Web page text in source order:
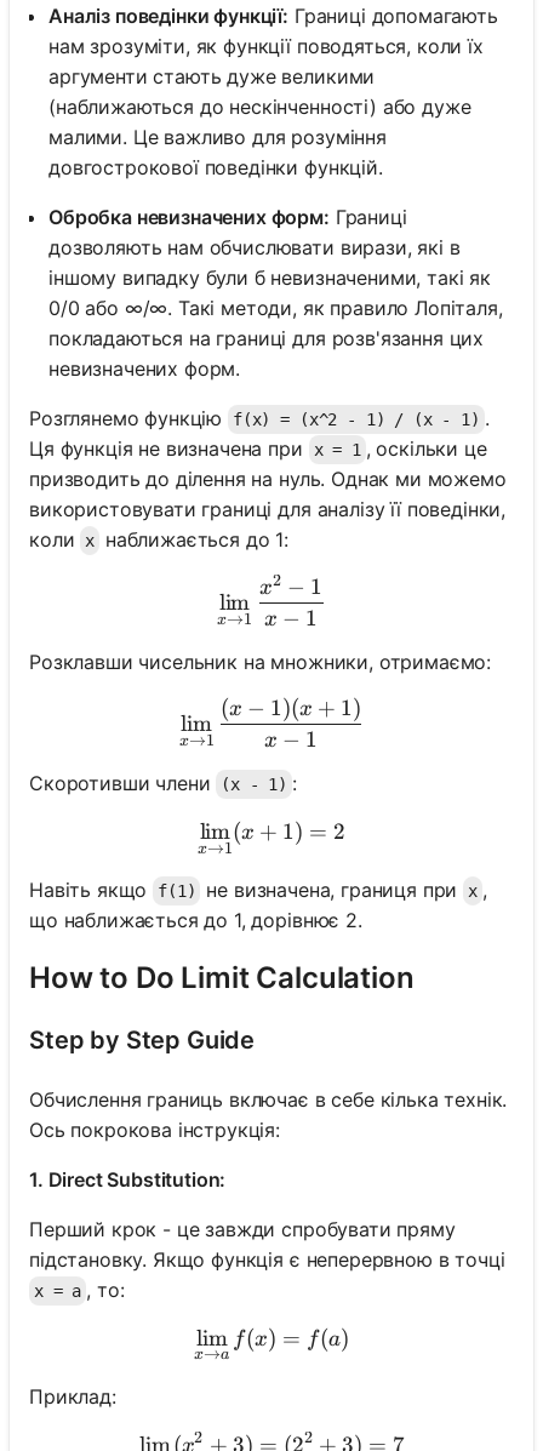
Аналіз поведінки функції: Границі допомагають
нам зрозуміти, як функції поводяться, коли їх
аргументи стають дуже великими
(наближаються до нескінченності) або дуже
малими. Це важливо для розуміння
довгострокової поведінки функцій.
Обробка невизначених форм: Границі
дозволяють нам обчислювати вирази, які в
іншому випадку були б невизначеними, такі як
0/0 або ∞/∞. Такі методи, як правило Лопіталя,
покладаються на границі для розв'язання цих
невизначених форм.
Розглянемо функцію f(x) = (x^2 - 1) / (x - 1) .
Ця функція не визначена при
x = 1 , оскільки це
призводить до ділення на нуль. Однак ми можемо
використовувати границі для аналізу її поведінки,
коли
x наближається до 1:
\lim_{x \to 1} \frac{x^2 -
x→1
lim
x − 1
x2 − 1
Розклавши чисельник на множники, отримаємо:
\lim_{x \to 1} \frac{(x -
x→1
lim
x − 1
(x − 1)(x + 1)
Скоротивши члени (x - 1) :
\lim_{x \to 1} (x + 1) = 2
x→1
lim(x + 1) = 2
Навіть якщо f(1) не визначена, границя при x ,
що наближається до 1, дорівнює 2.
How to Do Limit Calculation
Step by Step Guide
Обчислення границь включає в себе кілька технік.
Ось покрокова інструкція:
1. Direct Substitution:
Перший крок - це завжди спробувати пряму
підстановку. Якщо функція є неперервною в точці
x = a , то:
\lim_{x \to a} f(x) = f(a)
x→a
lim f(x) = f(a)
Приклад:
\lim_{x \to 2} (x^2 + 3) =
lim (x2 + 3) = (22 + 3) = 7